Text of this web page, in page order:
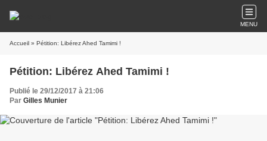
MENU
Accueil » Pétition: Libérez Ahed Tamimi !
Pétition: Libérez Ahed Tamimi !
Publié le 29/12/2017 à 21:06
Par Gilles Munier